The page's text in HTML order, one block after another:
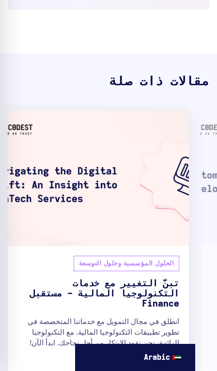
مقالات ذات صلة
الحلول المؤسسية وحلول التوسعة
تبنَّ التغيير مع خدمات
التكنولوجيا المالية - مستقبل
Finance
انطلق في مجال التمويل مع خدماتنا المتخصصة في
تطوير تطبيقات التكنولوجيا المالية. مع التكنولوجيا
الرائدة، نحن نقود الابتكار من أجل نجاحك. ابدأ الآن!
THECODEST
Arabic